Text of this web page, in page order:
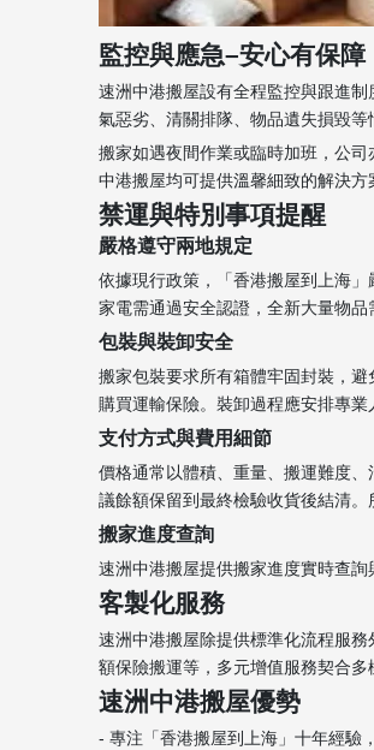
監控與應急–安心有保障
速洲中港搬屋設有全程監控與跟進
氣惡劣、清關排隊、物品遺失損毀
搬家如遇夜間作業或臨時加班，公
中港搬屋均可提供溫馨細致的解決方
禁運與特別事項提醒
嚴格遵守兩地規定
依據現行政策，「香港搬屋到上海
家電需通過安全認證，全新大量物品
包裝與裝卸安全
搬家包裝要求所有箱體牢固封裝，
購買運輸保險。裝卸過程應安排專
支付方式與費用細節
價格通常以體積、重量、搬運難度
議餘額保留到最終檢驗收貨後結清
搬家進度查詢
速洲中港搬屋提供搬家進度實時查
客製化服務
速洲中港搬屋除提供標準化流程服
額保險搬運等，多元增值服務契合
速洲中港搬屋優勢
- 專注「香港搬屋到上海」十年經驗